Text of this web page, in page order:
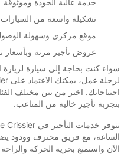
خدمة عالية الجودة وموثوقة
تشكيلة واسعة من السيارات
موقع مركزي وسهولة
عروض تأجير مرنة وبأسعار
سواء كنت بحاجة إلى سيارة لزيارة
احتياجاتك. اختر من بين مختلف
بتجربة تأجير خالية من المتاعب.
الساعة، مع فريق محترف وودود
الآن واستمتع بحرية الحركة والراحة